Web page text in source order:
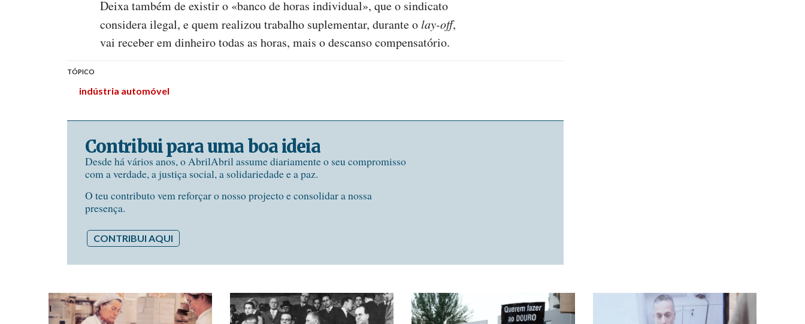
Deixa também de existir o «banco de horas individual», que o sindicato
considera ilegal, e quem realizou trabalho suplementar, durante olay-off,
vai receber em dinheiro todas as horas, mais o descanso compensatório.
TÓPICO
indústria automóvel
Contribui para uma boa ideia
Desde há vários anos, o AbrilAbril assume diariamente o seu compromisso
com a verdade, a justiça social, a solidariedade e a paz.
O teu contributo vem reforçar o nosso projecto e consolidar a nossa
presença.
CONTRIBUI AQUI